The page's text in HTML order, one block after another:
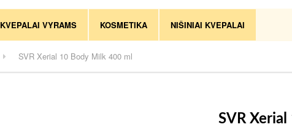
KVEPALAI VYRAMS KOSMETIKA NIŠINIAI KVEPALAI
SVR Xerial 10 Body Milk 400 ml
SVR